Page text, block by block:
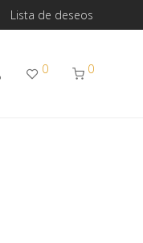
Lista de deseos
0 0